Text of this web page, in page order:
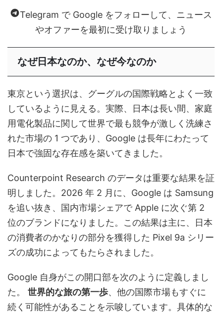
Telegram で Google をフォローして、ニュース
やオファーを最初に受け取りましょう
なぜ日本なのか、なぜ今なのか
東京という選択は、グーグルの国際戦略とよく一致
しているように見える。実際、日本は長い間、家庭
用電化製品に関して世界で最も競争が激しく洗練さ
れた市場の 1 つであり、Google は長年にわたって
日本で強固な存在感を築いてきました。
Counterpoint Research のデータは重要な結果を証
明しました。2026 年 2 月に、Google は Samsung
を追い抜き、国内市場シェアで Apple に次ぐ第 2
位のブランドになりました。この結果は主に、日本
の消費者のかなりの部分を獲得した Pixel 9a シリー
ズの成功によってもたらされました。
Google 自身がこの開口部を次のように定義しまし
た。 世界的な旅の第一歩、他の国際市場もすぐに
続く可能性があることを示唆しています。具体的な